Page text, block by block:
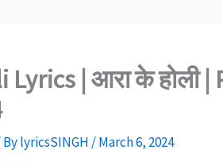
Lyrics | आरा के होली
BylyricsSINGH /March 6, 2024